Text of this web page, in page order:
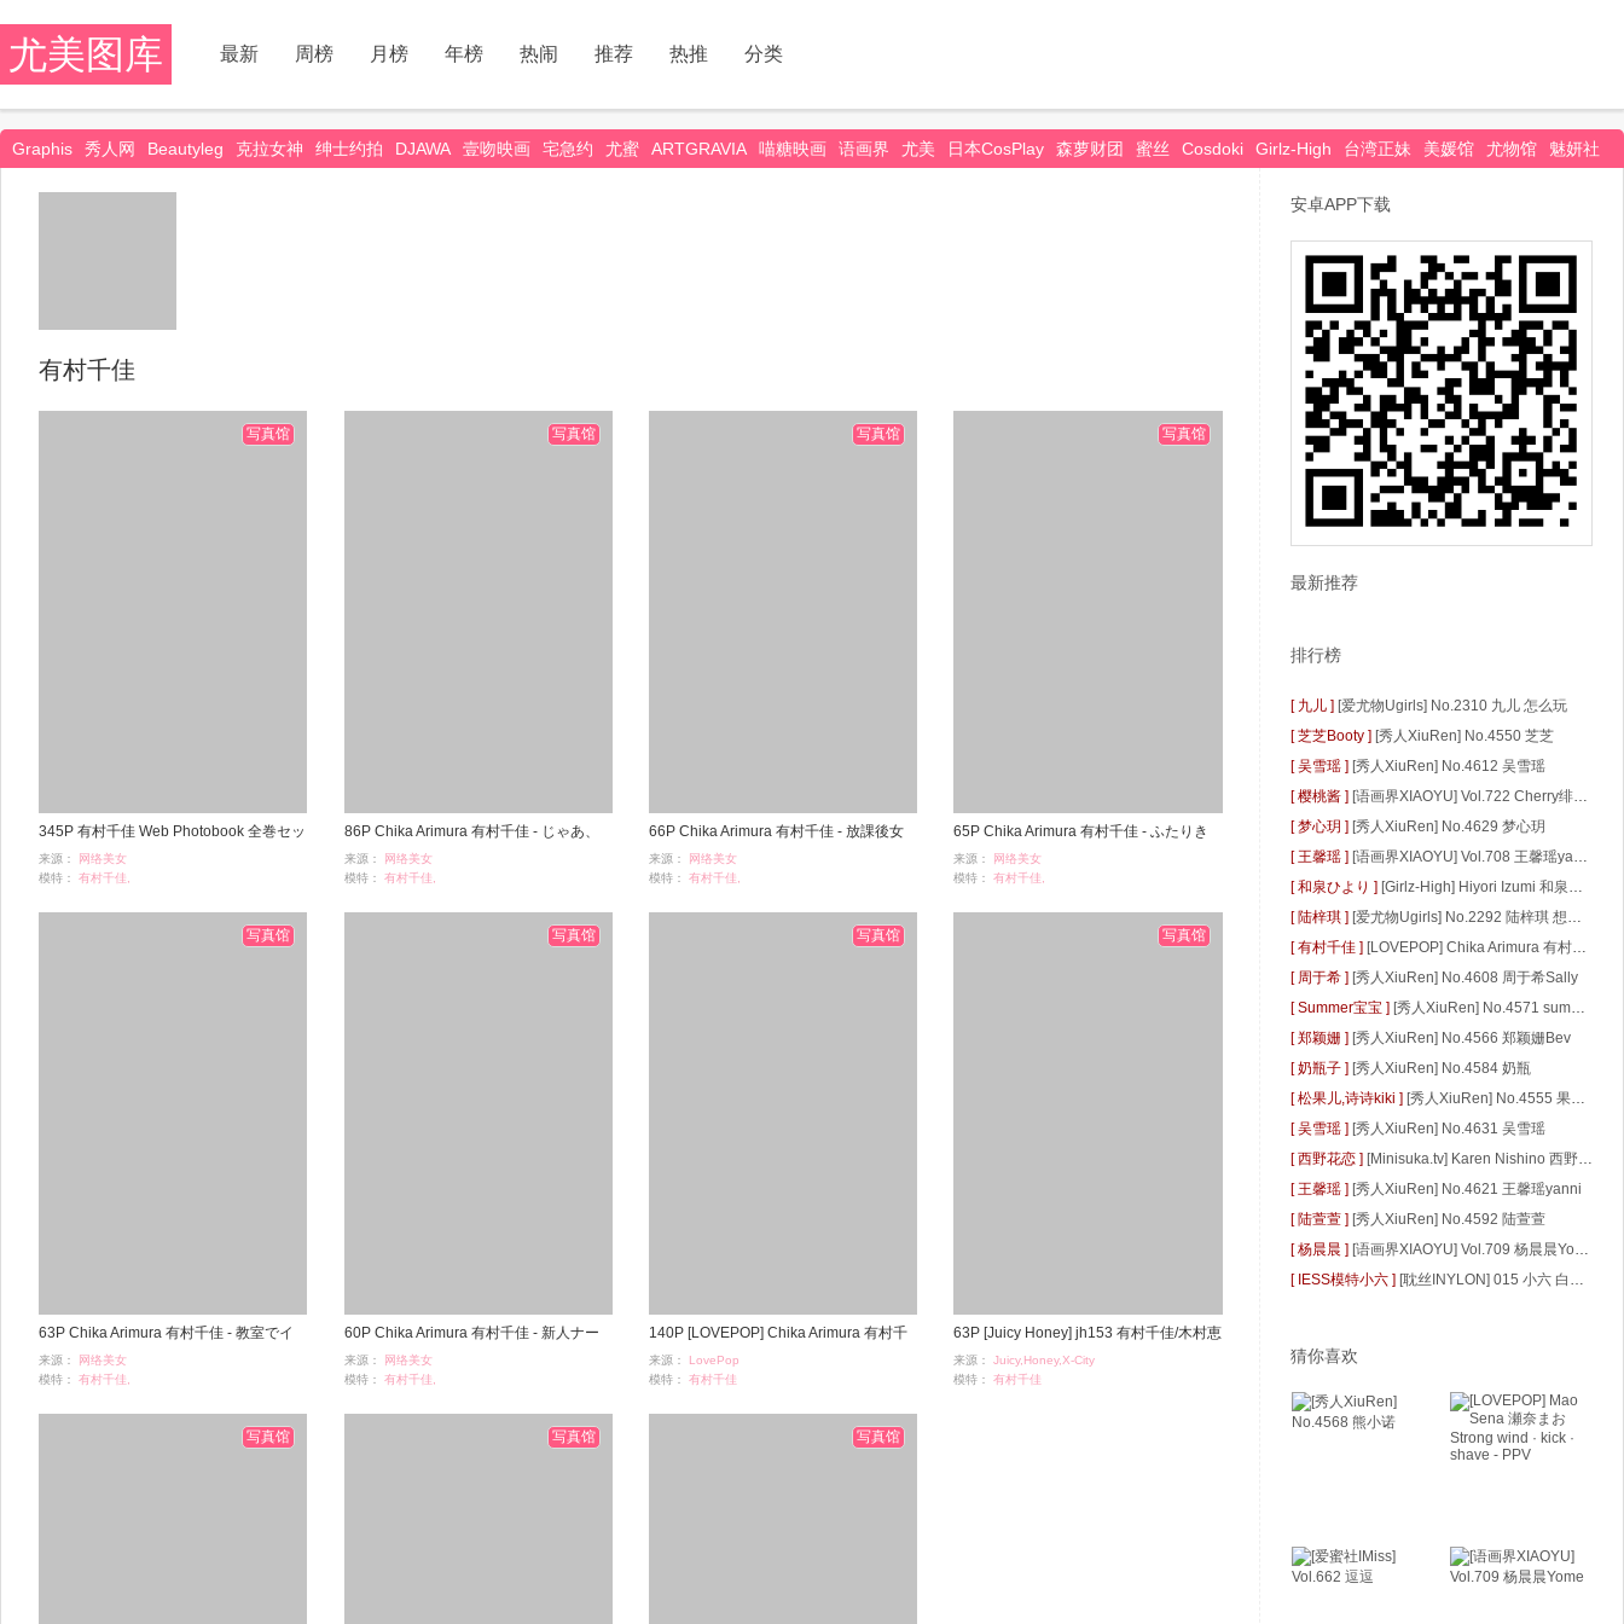
尤美图库 最新 周榜 月榜 年榜 热闹 推荐 热推 分类
Graphis 秀人网 Beautyleg 克拉女神 绅士约拍 DJAWA 壹吻映画 宅急约 尤蜜 ARTGRAVIA 喵糖映画 语画界 尤美 日本CosPlay 森萝财团 蜜丝 Cosdoki Girlz-High 台湾正妹 美媛馆 尤物馆 魅妍社
蜜桃社
有村千佳
345P 有村千佳 Web Photobook 全巻セッ
ト
来源：
网络美女
模特：
有村千佳,
时间：10-21
写真馆
86P Chika Arimura 有村千佳 - じゃあ、
いつヤるの
来源：
网络美女
模特：
有村千佳,
时间：05-12
写真馆
66P Chika Arimura 有村千佳 - 放課後女
学院
来源：
网络美女
模特：
有村千佳,
时间：05-12
写真馆
65P Chika Arimura 有村千佳 - ふたりき
り深夜残業
来源：
网络美女
模特：
有村千佳,
时间：05-12
写真馆
63P Chika Arimura 有村千佳 - 教室でイ
ケナイコト
来源：
网络美女
模特：
有村千佳,
时间：05-12
写真馆
60P Chika Arimura 有村千佳 - 新人ナー
スはいやらし系
来源：
网络美女
模特：
有村千佳,
时间：05-12
写真馆
140P [LOVEPOP] Chika Arimura 有村千
佳 content complete BOX - PPV
来源：
LovePop
模特：
有村千佳
时间：12-06
写真馆
63P [Juicy Honey] jh153 有村千佳/木村恵
梨香
来源：
Juicy,Honey,X-City
模特：
有村千佳
写真馆
写真馆 写真馆 写真馆
安卓APP下载
最新推荐
排行榜
[ 九儿 ] [爱尤物Ugirls] No.2310 九儿 怎么玩
[ 芝芝Booty ] [秀人XiuRen] No.4550 芝芝
[ 吴雪瑶 ] [秀人XiuRen] No.4612 吴雪瑶
[ 樱桃酱 ] [语画界XIAOYU] Vol.722 Cherry绯月樱
[ 梦心玥 ] [秀人XiuRen] No.4629 梦心玥
[ 王馨瑶 ] [语画界XIAOYU] Vol.708 王馨瑶yanni
[ 和泉ひより ] [Girlz-High] Hiyori Izumi 和泉ひより #g034 Gravure Gallery 01
[ 陆梓琪 ] [爱尤物Ugirls] No.2292 陆梓琪 想你时
[ 有村千佳 ] [LOVEPOP] Chika Arimura 有村千佳 content complete BOX - PPV
[ 周于希 ] [秀人XiuRen] No.4608 周于希Sally
[ Summer宝宝 ] [秀人XiuRen] No.4571 summer宝宝
[ 郑颖姗 ] [秀人XiuRen] No.4566 郑颖姗Bev
[ 奶瓶子 ] [秀人XiuRen] No.4584 奶瓶
[ 松果儿,诗诗kiki ] [秀人XiuRen] No.4555 果儿Victoria&@诗诗kiki
[ 吴雪瑶 ] [秀人XiuRen] No.4631 吴雪瑶
[ 西野花恋 ] [Minisuka.tv] Karen Nishino 西野花恋 - Limited Gallery 03
[ 王馨瑶 ] [秀人XiuRen] No.4621 王馨瑶yanni
[ 陆萱萱 ] [秀人XiuRen] No.4592 陆萱萱
[ 杨晨晨 ] [语画界XIAOYU] Vol.709 杨晨晨Yome
[ IESS模特小六 ] [耽丝INYLON] 015 小六 白摇椅
猜你喜欢